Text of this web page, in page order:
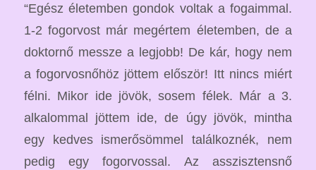
“Egész életemben gondok voltak a fogaimmal.
1-2 fogorvost már megértem életemben, de a
doktornő messze a legjobb! De kár, hogy nem
a fogorvosnőhöz jöttem először! Itt nincs miért
félni. Mikor ide jövök, sosem félek. Már a 3.
alkalommal jöttem ide, de úgy jövök, mintha
egy kedves ismerősömmel találkoznék, nem
pedig egy fogorvossal. Az asszisztensnő